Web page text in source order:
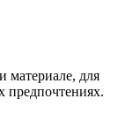
материале, для
предпочтениях.